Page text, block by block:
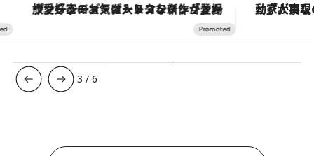
ヴァシュロン・コンスタンタン「オーヴァーシーズ・オートマティック」。旅愛好家のお気に入りコレクションから、ジェンダーレスな新作が登場
3 /6